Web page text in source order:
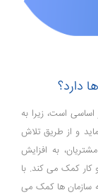
اساسی است، زیرا به
و از طریق تلاش
به افزایش
کار کمک می‌ کند. با
سازمان ‌ها کمک می‌